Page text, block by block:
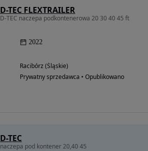
D-TEC FLEXTRAILER
D-TEC naczepa podkontenerowa 20 30 40 45 ft
2022
Racibórz (Śląskie)
Prywatny sprzedawca • Opublikowano
D-TEC
naczepa pod kontener 20,40 45